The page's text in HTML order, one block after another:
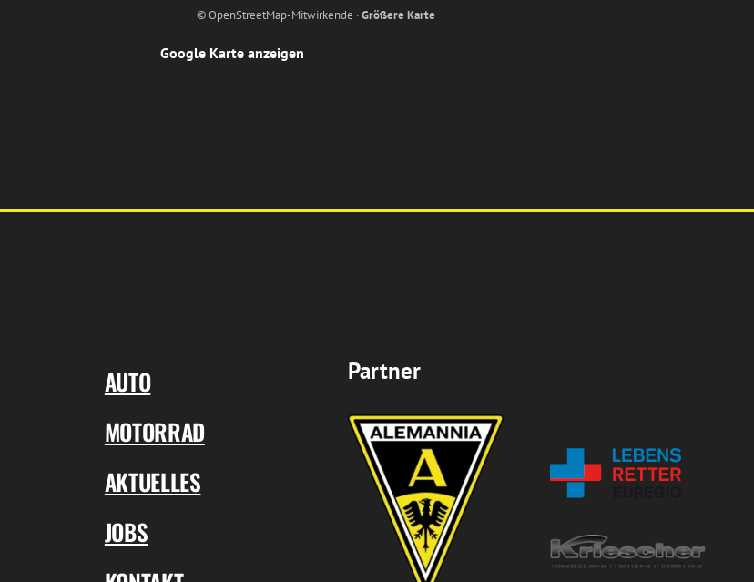
© OpenStreetMap-Mitwirkende ·Größere Karte
Google Karte anzeigen
AUTO
MOTORRAD
AKTUELLES
JOBS
Partner